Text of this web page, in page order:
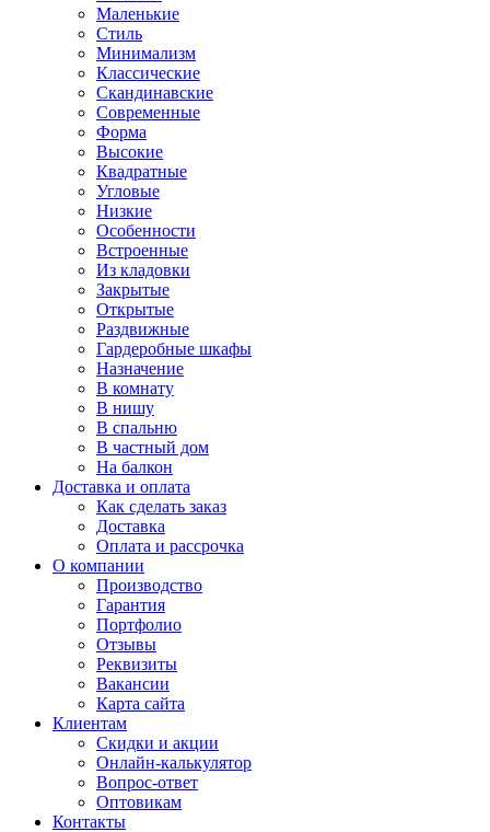
Маленькие
Стиль
Минимализм
Классические
Скандинавские
Современные
Форма
Высокие
Квадратные
Угловые
Низкие
Особенности
Встроенные
Из кладовки
Закрытые
Открытые
Раздвижные
Гардеробные шкафы
Назначение
В комнату
В нишу
В спальню
В частный дом
На балкон
Доставка и оплата
Как сделать заказ
Доставка
Оплата и рассрочка
О компании
Производство
Гарантия
Портфолио
Отзывы
Реквизиты
Вакансии
Карта сайта
Клиентам
Скидки и акции
Онлайн-калькулятор
Вопрос-ответ
Оптовикам
Контакты